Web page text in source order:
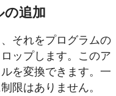
の追加
それをプログラムの
ップします。このア
を変換できます。一
限はありません。